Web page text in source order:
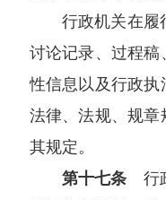
行政机关在履
讨论记录、过程稿
性信息以及行政执
法律、法规、规章
其规定。
第十七条 行